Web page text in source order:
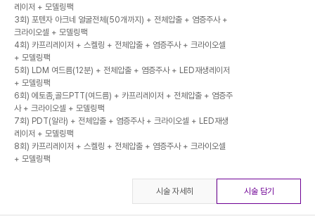
레이저 + 모델링팩
3회) 포텐자 아크네 얼굴전체(50개까지) + 전체압출 + 염증주사 +
크라이오셀 + 모델링팩
4회) 카프리레이저 + 스켈링 + 전체압출 + 염증주사 + 크라이오셀
+ 모델링팩
5회) LDM 여드름(12분) + 전체압출 + 염증주사 + LED재생레이저
+ 모델링팩
6회) 에토좀,골드PTT(여드름) + 카프리레이저 + 전체압출 + 염증주
사 + 크라이오셀 + 모델링팩
7회) PDT(알라) + 전체압출 + 염증주사 + 크라이오셀 + LED재생
레이저 + 모델링팩
8회) 카프리레이저 + 스켈링 + 전체압출 + 염증주사 + 크라이오셀
시술 자세히 시술 담기